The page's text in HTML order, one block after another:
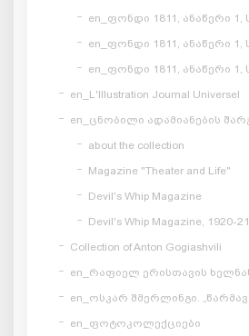
en_ფონდი 1811, ანაწერი 1,
en_ფონდი 1811, ანაწერი 1,
en_ფონდი 1811, ანაწერი 1,
en_L'Illustration Journal Universel
en_ცნობილი ადამიანების
about the collection
Magazine "Theater and Life"
Devil's Whip Magazine
Devil's Whip Magazine, 1920-21
Collection of Anton Gogiashvili
en_რაფიელ ერისთავის
en_ოსკარ შმერლინგი.
en_ფოტოკოლექციები